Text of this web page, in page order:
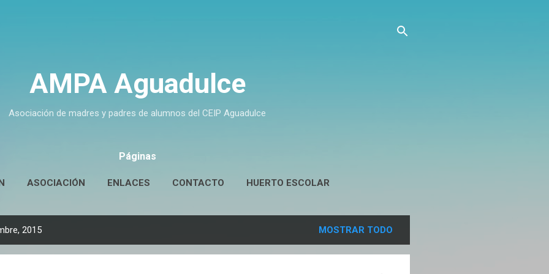
AMPA Aguadulce
Asociación de madres y padres de alumnos del CEIP Aguadulce
Páginas
ASOCIACIÓN ENLACES CONTACTO HUERTO ESCOLAR
2015 MOSTRAR TODO